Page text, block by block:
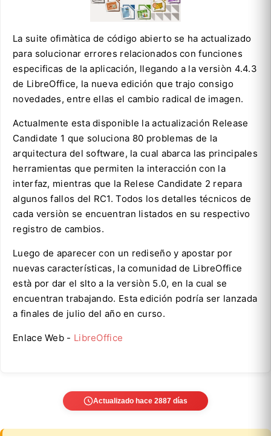
La suite ofimàtica de código abierto se ha actualizado
para solucionar errores relacionados con funciones
especificas de la aplicación, llegando a la versiòn 4.4.3
de LibreOffice, la nueva edición que trajo consigo
novedades, entre ellas el cambio radical de imagen.
Actualmente esta disponible la actualización Release
Candidate 1 que soluciona 80 problemas de la
arquitectura del software, la cual abarca las principales
herramientas que permiten la interacción con la
interfaz, mientras que la Relese Candidate 2 repara
algunos fallos del RC1. Todos los detalles técnicos de
cada versiòn se encuentran listados en su respectivo
registro de cambios.
Luego de aparecer con un rediseño y apostar por
nuevas características, la comunidad de LibreOffice
està por dar el slto a la versiòn 5.0, en la cual se
encuentran trabajando. Esta edición podría ser lanzada
a finales de julio del año en curso.
Enlace Web - LibreOffice
Actualizado hace 2887 días